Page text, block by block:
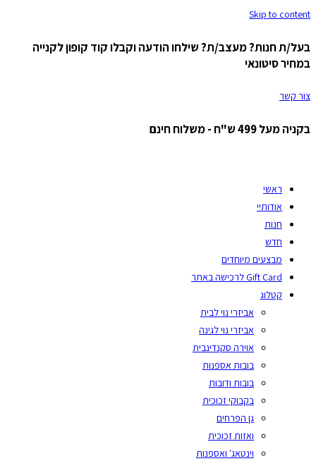
Skip to content
בעל/ת חנות? מעצב/ת? שילחו הודעה וקבלו קוד קופון לקנייה
במחיר סיטונאי
צור קשר
בקניה מעל 499 ש"ח - משלוח חינם
ראשי
אודותיי
חנות
חדש
מבצעים מיוחדים
Gift Card לרכישה באתר
קטלוג
אביזרי נוי לבית
אביזרי נוי לגינה
אוירה סקנדינבית
בובות אספנות
בובות ודובות
בקבוקי זכוכית
גן הפרחים
ואזות זכוכית
וינטאג' ואספנות